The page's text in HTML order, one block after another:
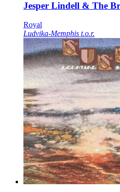
Jesper Lindell & The
Royal
Ludvika-Memphis t.o.r.